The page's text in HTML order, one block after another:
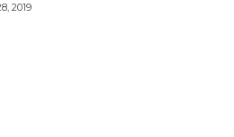
2019